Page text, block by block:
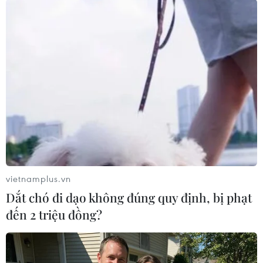
#Thủ tướng Campuchia
Theo dõi VietnamPlus
TIN LIÊN QUAN
vietnamplus.vn
Dắt chó đi dạo không đúng quy định, bị phạt
đến 2 triệu đồng?